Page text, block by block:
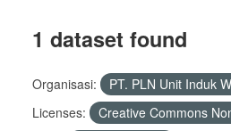
1 dataset found
Organisasi:
PT. PLN Unit Induk
Licenses:
Creative Commons